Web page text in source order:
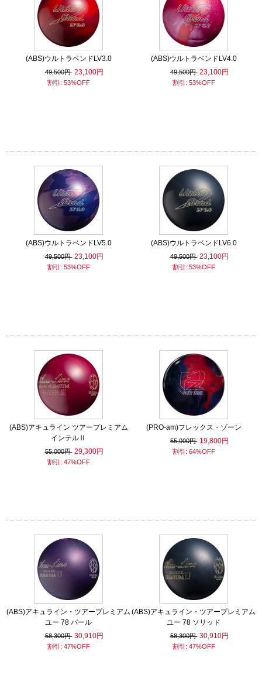
(ABS)ウルトラベンドLV3.0
49,500円 23,100円
割引: 53%OFF
(ABS)ウルトラベンドLV4.0
49,500円 23,100円
割引: 53%OFF
(ABS)ウルトラベンドLV5.0
49,500円 23,100円
割引: 53%OFF
(ABS)ウルトラベンドLV6.0
49,500円 23,100円
割引: 53%OFF
(ABS)アキュライン ツアープレミアム
インテルⅡ
55,000円 29,300円
割引: 47%OFF
(PRO-am)フレックス・ゾーン
55,000円 19,800円
割引: 64%OFF
(ABS)アキュライン・ツアープレミアム
ユー 78 パール
58,300円 30,910円
割引: 47%OFF
(ABS)アキュライン・ツアープレミアム
ユー 78 ソリッド
58,300円 30,910円
割引: 47%OFF